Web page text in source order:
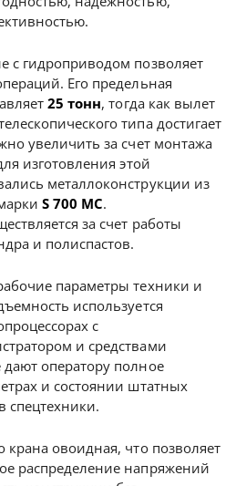
с гидроприводом позволяет
Его предельная
25 тонн, тогда как вылет
типа достигает
увеличить за счет монтажа
изготовления этой
металлоконструкции из
S 700 MС.
за счет работы
и полиспастов.
параметры техники и
используется
с
и средствами
оператору полное
и состоянии штатных
спецтехники.
крана овоидная, что позволяет
распределение напряжений